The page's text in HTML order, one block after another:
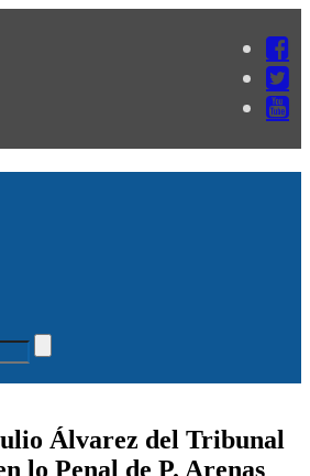
Álvarez del Tribunal
lo Penal de P. Arenas